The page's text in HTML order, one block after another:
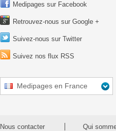
Medipages sur Facebook
Retrouvez-nous sur Google +
Suivez-nous sur Twitter
Suivez nos flux RSS
Medipages en France
Nous contacter Qui